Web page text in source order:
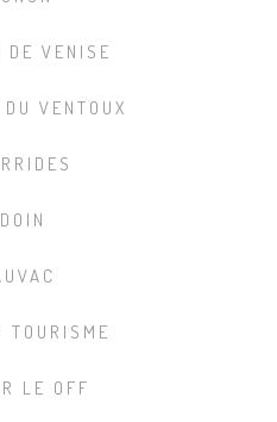
DE VENISE
VENTOUX
TOURISME
LE OFF